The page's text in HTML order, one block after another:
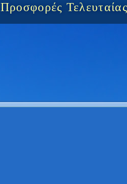
Προσφορές